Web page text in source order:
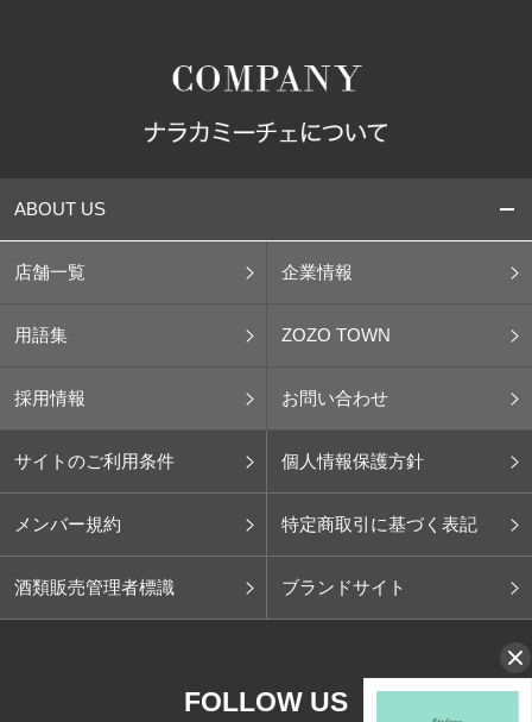
ABOUT US
店舗一覧 企業情報
用語集 ZOZO TOWN
採用情報 お問い合わせ
サイトのご利用条件 個人情報保護方針
メンバー規約 特定商取引に基づく表記
酒類販売管理者標識 ブランドサイト
FOLLOW US